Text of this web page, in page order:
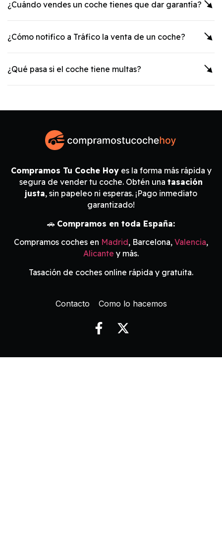
¿Cuándo vendes un coche tienes que dar garantía?
¿Cómo notifico a Tráfico la venta de un coche?
¿Qué pasa si el coche tiene multas?
Compramos Tu Coche Hoyes la forma más rápida y
segura de vender tu coche. Obtén una tasación
justa, sin papeleo ni esperas. ¡Pago inmediato
garantizado!
🚗 Compramos en toda España:
Compramos coches en Madrid, Barcelona, Valencia,
Alicante y más.
Tasación de coches online rápida y gratuita.
Contacto Como lo hacemos